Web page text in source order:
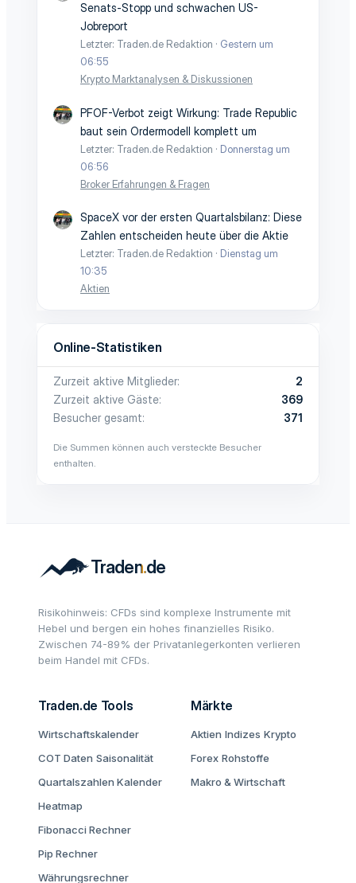
Senats-Stopp und schwachen US-
Jobreport
Letzter: Traden.de Redaktion
Gestern um
06:55
Krypto Marktanalysen & Diskussionen
PFOF-Verbot zeigt Wirkung: Trade Republic
baut sein Ordermodell komplett um
Letzter: Traden.de Redaktion
Donnerstag um
06:56
Broker Erfahrungen & Fragen
SpaceX vor der ersten Quartalsbilanz: Diese
Zahlen entscheiden heute über die Aktie
Letzter: Traden.de Redaktion
Dienstag um
10:35
Aktien
Online-Statistiken
Zurzeit aktive Mitglieder
2
Zurzeit aktive Gäste
369
Besucher gesamt
371
Die Summen können auch versteckte Besucher
enthalten.
Risikohinweis: CFDs sind komplexe Instrumente mit
Hebel und bergen ein hohes finanzielles Risiko.
Zwischen 74-89% der Privatanlegerkonten verlieren
beim Handel mit CFDs.
Traden.de Tools
Wirtschaftskalender
COT Daten Saisonalität
Quartalszahlen Kalender
Heatmap
Fibonacci Rechner
Pip Rechner
Währungsrechner
Märkte
Aktien Indizes Krypto
Forex Rohstoffe
Makro & Wirtschaft